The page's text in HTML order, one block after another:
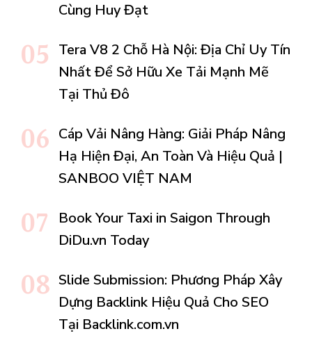
Cùng Huy Đạt
Tera V8 2 Chỗ Hà Nội: Địa Chỉ Uy Tín
Nhất Để Sở Hữu Xe Tải Mạnh Mẽ
Tại Thủ Đô
Cáp Vải Nâng Hàng: Giải Pháp Nâng
Hạ Hiện Đại, An Toàn Và Hiệu Quả |
SANBOO VIỆT NAM
Book Your Taxi in Saigon Through
DiDu.vn Today
Slide Submission: Phương Pháp Xây
Dựng Backlink Hiệu Quả Cho SEO
Tại Backlink.com.vn